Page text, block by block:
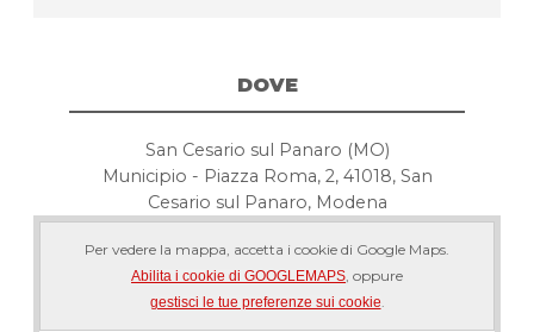
DOVE
San Cesario sul Panaro (MO)
Municipio - Piazza Roma, 2, 41018, San
Cesario sul Panaro, Modena
Per vedere la mappa, accetta i cookie di Google Maps.
Abilita i cookie di GOOGLEMAPS, oppure
gestisci le tue preferenze sui cookie.